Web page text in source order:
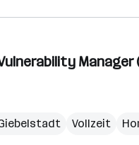
Manager
Vollzeit